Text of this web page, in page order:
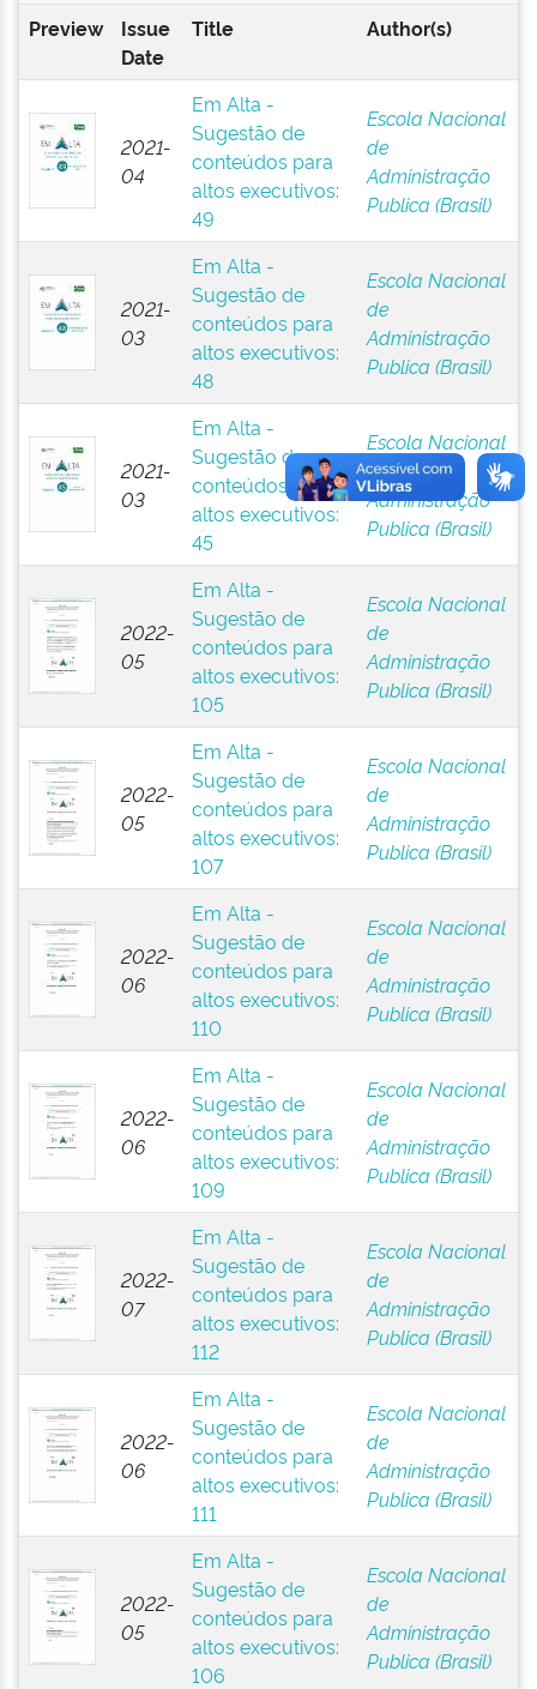
Preview
Issue
Date
Title Author(s)
2021-
04
Em Alta -
Sugestão de
conteúdos para
altos executivos:
49
Escola Nacional
de
Administração
Publica (Brasil)
2021-
03
Em Alta -
Sugestão de
conteúdos para
altos executivos:
48
Escola Nacional
de
Administração
Publica (Brasil)
2021-
03
Em Alta -
Sugestão de
conteúdos para
altos executivos:
45
Escola Nacional
de
Administração
Publica (Brasil)
2022-
05
Em Alta -
Sugestão de
conteúdos para
altos executivos:
105
Escola Nacional
de
Administração
Publica (Brasil)
2022-
05
Em Alta -
Sugestão de
conteúdos para
altos executivos:
107
Escola Nacional
de
Administração
Publica (Brasil)
2022-
06
Em Alta -
Sugestão de
conteúdos para
altos executivos:
110
Escola Nacional
de
Administração
Publica (Brasil)
2022-
06
Em Alta -
Sugestão de
conteúdos para
altos executivos:
109
Escola Nacional
de
Administração
Publica (Brasil)
2022-
07
Em Alta -
Sugestão de
conteúdos para
altos executivos:
112
Escola Nacional
de
Administração
Publica (Brasil)
2022-
06
Em Alta -
Sugestão de
conteúdos para
altos executivos:
111
Escola Nacional
de
Administração
Publica (Brasil)
2022-
05
Em Alta -
Sugestão de
conteúdos para
altos executivos:
106
Escola Nacional
de
Administração
Publica (Brasil)